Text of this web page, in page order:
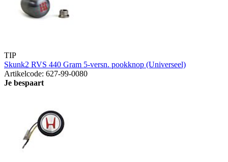
TIP
Skunk2 RVS 440 Gram 5-versn. pookknop (Universeel)
Artikelcode: 627-99-0080
Je bespaart